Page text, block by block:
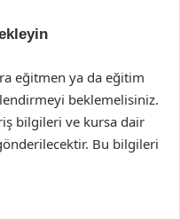
eğitmen ya da eğitim
beklemelisiniz.
bilgileri ve kursa dair
Bu bilgileri